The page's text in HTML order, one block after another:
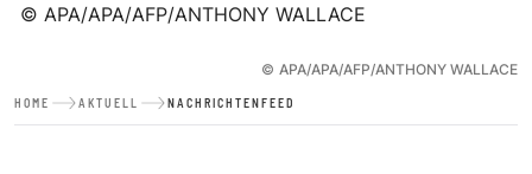
© APA/APA/AFP/ANTHONY WALLACE
© APA/APA/AFP/ANTHONY WALLACE
HOME AKTUELL NACHRICHTENFEED